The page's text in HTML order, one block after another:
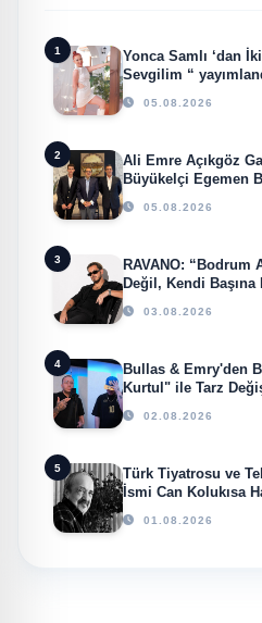
1
Yonca Samlı ‘dan
Sevgilim “
05.08.2026
2
Ali Emre Açıkgöz
Büyükelçi Egemen
05.08.2026
3
RAVANO: “Bodrum
Değil, Kendi Başına
03.08.2026
4
Bullas & Emry'den
Kurtul" ile Tarz
02.08.2026
5
Türk Tiyatrosu ve
İsmi Can Kolukısa
01.08.2026